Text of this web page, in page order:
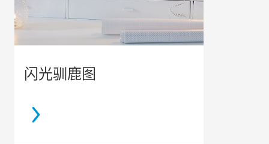
闪光驯鹿图